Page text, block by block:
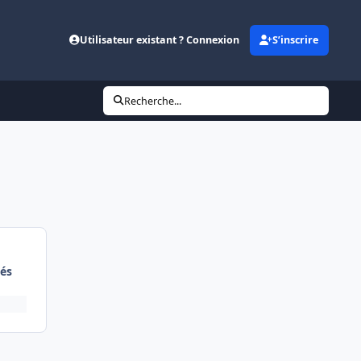
Utilisateur existant ? Connexion S’inscrire
Recherche...